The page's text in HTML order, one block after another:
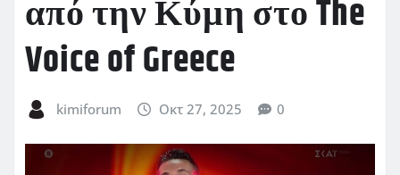
από την Κύμη στο The
Voice of Greece
kimiforum Οκτ 27, 2025 0